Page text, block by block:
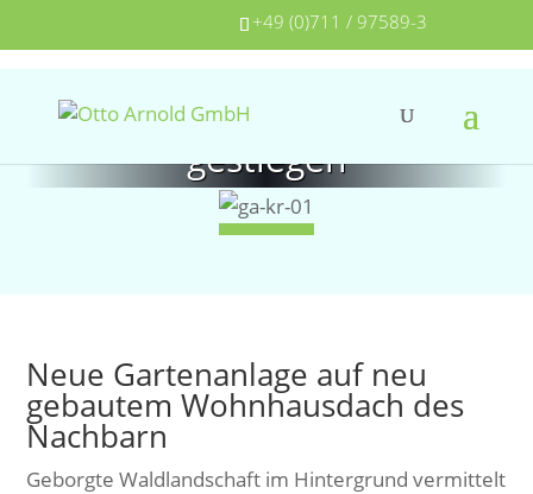
+49 (0)711 / 97589-3
Dem Nachbarn aufs Dach
gestiegen
Neue Gartenanlage auf neu
gebautem Wohnhausdach des
Nachbarn
Geborgte Waldlandschaft im Hintergrund vermittelt